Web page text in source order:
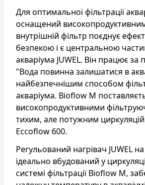
Для оптимальної фільтрації
оснащений
внутрішній фільтр поєднує
безпекою і є центральною
акваріума JUWEL. Він працює
"Вода повинна залишатися в
найбезпечнішим способом
акваріума. Bioflow M
високопродуктивними
тихим, але потужним
Eccoflow 600.
Регульований нагрівач JUWEL
ідеально вбудований у
системі фільтрації Bioflow M,